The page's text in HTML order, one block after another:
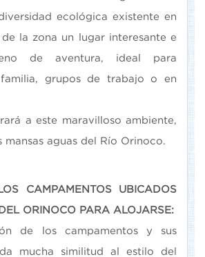
ecológica existente en
la zona un lugar interesante e
de aventura, ideal para
grupos de trabajo o en
a este maravilloso ambiente,
aguas del Río Orinoco.
CAMPAMENTOS UBICADOS
ORINOCO PARA ALOJARSE:
de los campamentos y sus
mucha similitud al estilo del